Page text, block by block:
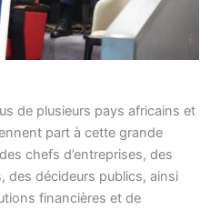
de plusieurs pays africains et
part à cette grande
chefs d’entreprises, des
des décideurs publics, ainsi
financières et de